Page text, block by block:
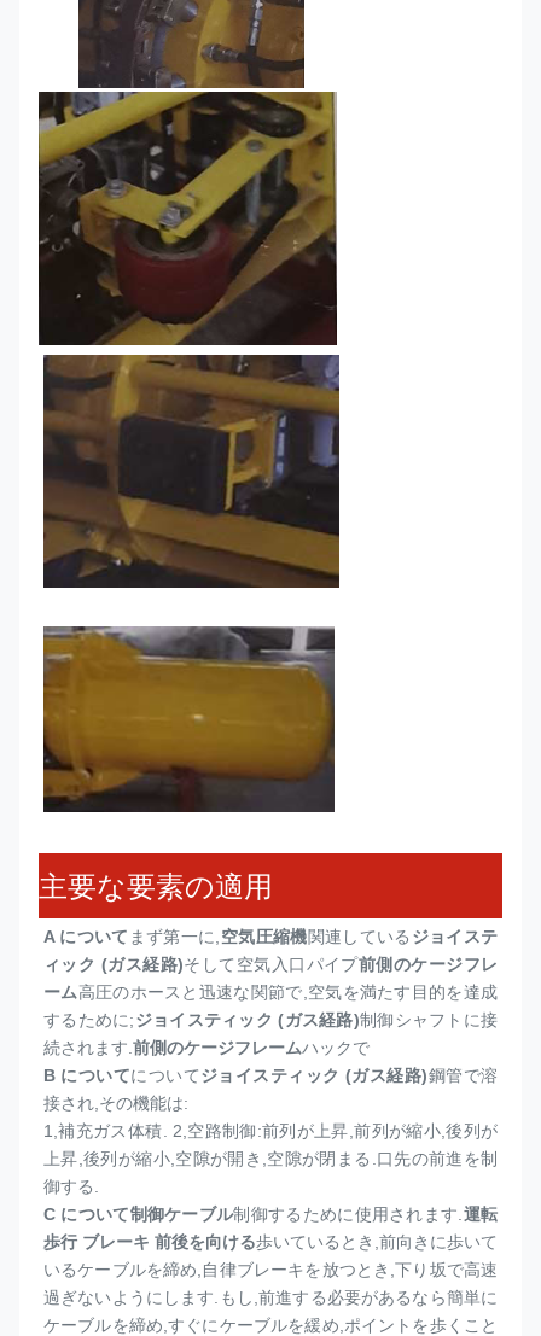
主要な要素の適用
A について まず第一に, 空気圧縮機関連している ジョイステ
ィック (ガス経路)そして空気入口パイプ前側のケージフレ
ーム高圧のホースと迅速な関節で,空気を満たす目的を達成
するために;ジョイスティック (ガス経路)制御シャフトに接
続されます. 前側のケージフレームハックで
B についてについてジョイスティック (ガス経路)鋼管で溶
接され,その機能は:
1, 補充ガス体積. 2,空路制御:前列が上昇,前列が縮小,後列が
上昇,後列が縮小,空隙が開き,空隙が閉まる.口先の前進を制
御する.
C について制御ケーブル制御するために使用されます. 運転
歩行 ブレーキ 前後を向ける歩いているとき,前向きに歩いて
いるケーブルを締め,自律ブレーキを放つとき,下り坂で高速
過ぎないようにします.もし,前進する必要があるなら簡単に
ケーブルを締め,すぐにケーブルを緩め,ポイントを歩くこと